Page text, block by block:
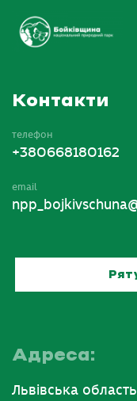
Контакти
телефон
+380668180162
email
Адреса:
Львівська